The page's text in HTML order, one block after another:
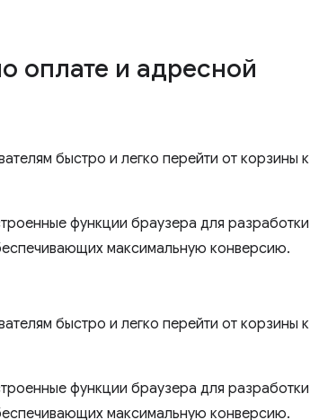
оплате и адресной
быстро и легко перейти от корзины к
функции браузера для разработки
максимальную конверсию.
быстро и легко перейти от корзины к
функции браузера для разработки
максимальную конверсию.